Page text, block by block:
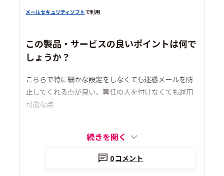
メールセキュリティソフトで利用
この製品・サービスの良いポイントは何で
しょうか？
こちらで特に細かな設定をしなくても迷惑メールを防
止してくれる点が良い、専任の人を付けなくても運用
可能な点
続きを開く
0コメント